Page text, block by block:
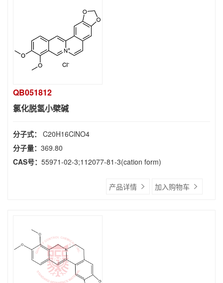
QB051812
氯化脱氢小檗碱
分子式： C20H16ClNO4
分子量： 369.80
CAS号： 55971-02-3;112077-81-3(cation form)
产品详情 加入购物车